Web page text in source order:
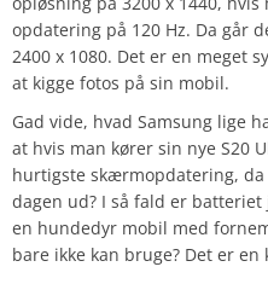
opdatering på 120 Hz. Da går
2400 x 1080. Det er en meget
at kigge fotos på sin mobil.
Gad vide, hvad Samsung lige
at hvis man kører sin nye S20
hurtigste skærmopdatering,
dagen ud? I så fald er
en hundedyr mobil med
bare ikke kan bruge? Det er en